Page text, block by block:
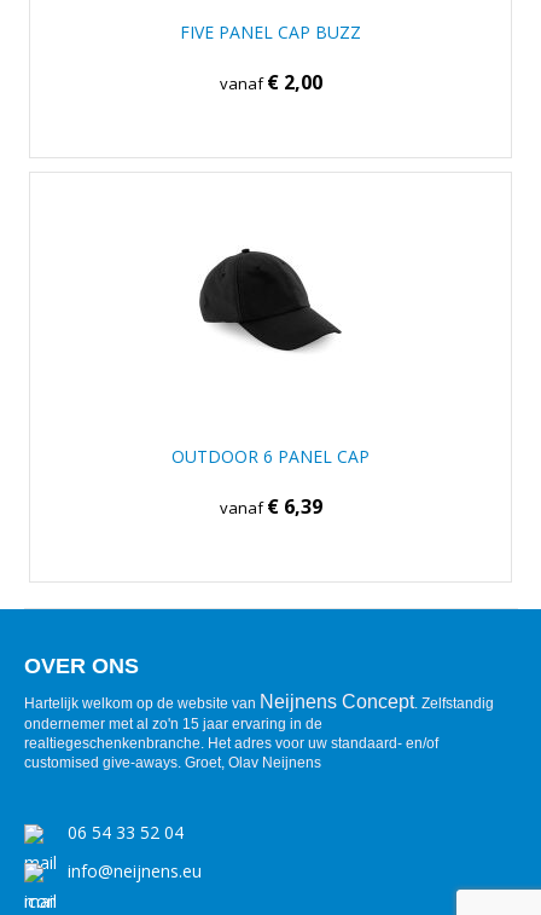
FIVE PANEL CAP BUZZ
vanaf€ 2,00
OUTDOOR 6 PANEL CAP
vanaf€ 6,39
OVER ONS
Hartelijk welkom op de website van Neijnens Concept. Zelfstandig
ondernemer met al zo'n 15 jaar ervaring in de
realtiegeschenkenbranche. Het adres voor uw standaard- en/of
customised give-aways. Groet, Olav Neijnens
06 54 33 52 04
info@neijnens.eu